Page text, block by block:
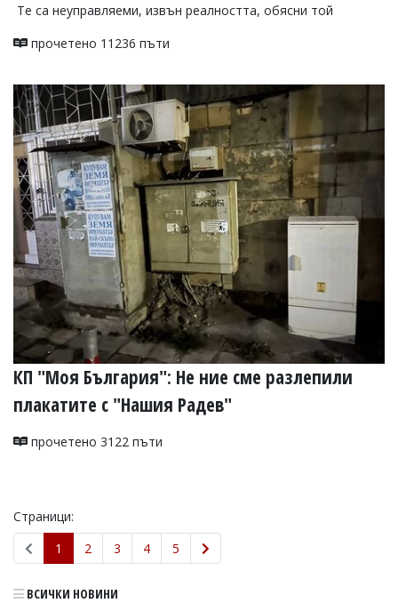
Те са неуправляеми, извън реалността, обясни той
прочетено 11236 пъти
КП "Моя България": Не ние сме разлепили
плакатите с "Нашия Радев"
прочетено 3122 пъти
Страници:
1
2 3 4 5
ВСИЧКИ НОВИНИ